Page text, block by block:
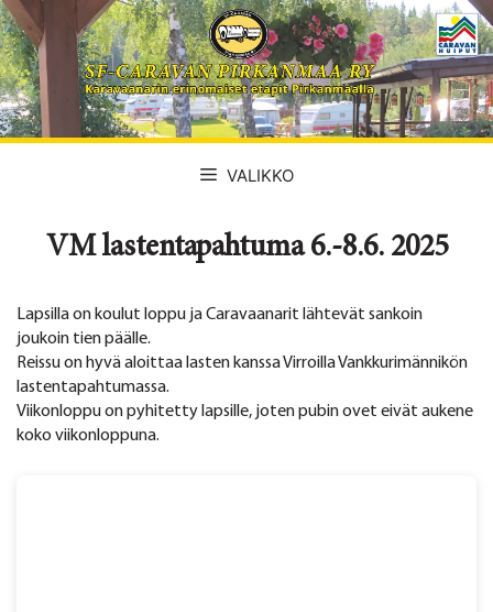
Siirry
sisältöön
VALIKKO
VM lastentapahtuma 6.-8.6. 2025
Lapsilla on koulut loppu ja Caravaanarit lähtevät sankoin
joukoin tien päälle.
Reissu on hyvä aloittaa lasten kanssa Virroilla Vankkurimännikön
lastentapahtumassa.
Viikonloppu on pyhitetty lapsille, joten pubin ovet eivät aukene
koko viikonloppuna.